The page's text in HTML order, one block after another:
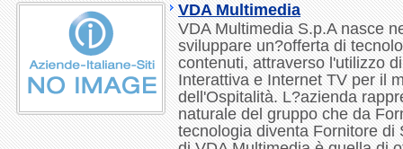
VDA Multimedia
VDA Multimedia S.p.A nasce
sviluppare un?offerta di
contenuti, attraverso l'utilizzo
Interattiva e Internet TV per il
dell'Ospitalità. L?azienda
naturale del gruppo che da
tecnologia diventa Fornitore di